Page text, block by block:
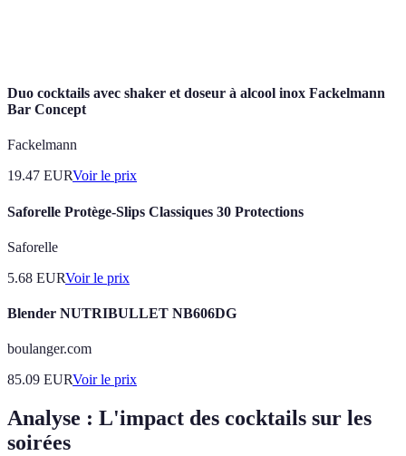
Duo cocktails avec shaker et doseur à alcool inox Fackelmann
Bar Concept
Fackelmann
19.47 EURVoir le prix
Saforelle Protège-Slips Classiques 30 Protections
Saforelle
5.68 EURVoir le prix
Blender NUTRIBULLET NB606DG
boulanger.com
85.09 EURVoir le prix
Analyse : L'impact des cocktails sur les
soirées